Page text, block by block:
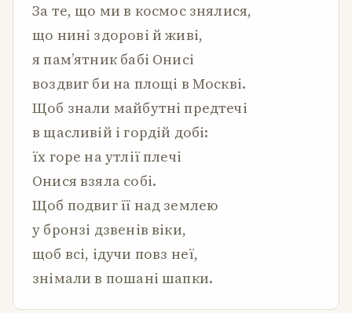
За те, що ми в космос знялися,
що нині здорові й живі,
я пам’ятник бабі Онисі
воздвиг би на площі в Москві.
Щоб знали майбутні предтечі
в щасливій і гордій добі:
їх горе на утлії плечі
Онися взяла собі.
Щоб подвиг її над землею
у бронзі дзвенів віки,
щоб всі, ідучи повз неї,
знімали в пошані шапки.